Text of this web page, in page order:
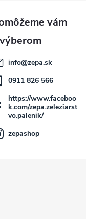
info@zepa.sk
0911 826 566
https://www.faceboo
k.com/zepa.zeleziarst
vo.palenik/
zepashop